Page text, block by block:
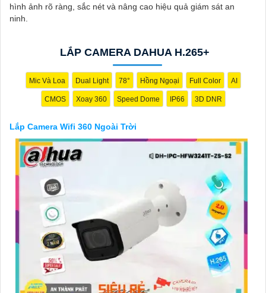
Camera được thiết kế chắc chắn, chống nước và chống bụi giúp
camera hoạt động ổn định trong mọi điều kiện thời tiết. ️Với
lắng về việc bị xâm nhập hoặc mất trội tài sản.
hình ảnh rõ ràng, sắc nét và nâng cao hiệu quả giám sát an
ninh.
LẮP CAMERA DAHUA H.265+
Mic Và Loa Dual Light 78° Hồng Ngoại Full Color AI
CMOS Xoay 360 Speed Dome IP66 3D DNR
Lắp Camera Wifi 360 Ngoài Trời